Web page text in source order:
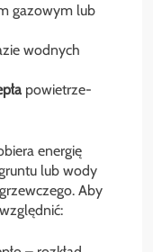
gazowym lub
wodnych
powietrze-
energię
lub wody
Aby